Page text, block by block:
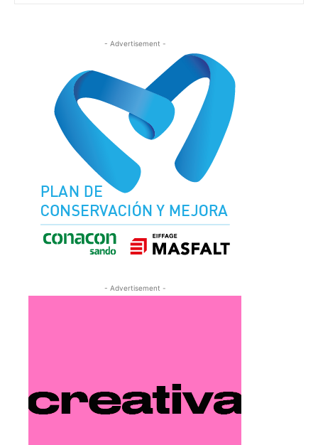
- Advertisement -
- Advertisement -